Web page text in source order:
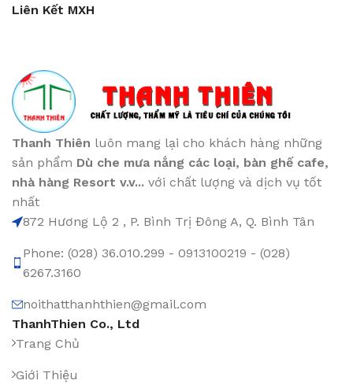
Liên Kết MXH
Thanh Thiên luôn mang lại cho khách hàng những
sản phẩm Dù che mưa nắng các loại, bàn ghế cafe,
nhà hàng Resort v.v... với chất lượng và dịch vụ tốt
nhất
872 Hương Lộ 2 , P. Bình Trị Đông A, Q. Bình Tân
Phone: (028) 36.010.299 - 0913100219 - (028)
6267.3160
noithatthanhthien@gmail.com
ThanhThien Co., Ltd
Trang Chủ
Giới Thiệu